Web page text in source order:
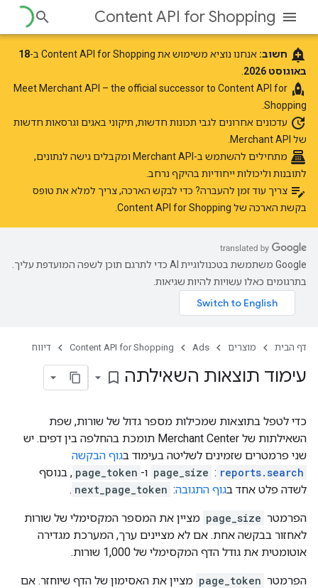
Content API for Shopping
add_alert חשוב: אנחנו נוציא משימוש את Content API for Shopping ב-
18
באוגוסט 2026
rocket
Merchant API – the official successor to Content API for
Shopping.
update עדכונים אחרונים לגבי תכונות חדשות, תיקוני באגים וגרסאות חדשות
של Merchant API.
point_of_sale מתחילים להשתמש ב-Merchant API
ומקבלים גישה לנתונים,
לתובנות וליכולות ייחודיות בהיקף נרחב.
edit_note צריך עוד זמן להעברה? כדי לבקש הארכה, צריך למלא את טופס
בקשת הארכה של Content API for Shopping
‫Google משתמשת בטכנולוגיית AI כדי לתרגם תוכן לשפה המועדפת עליך.
בתרגומים כאלו עשויות להיות שגיאות.
דף הבית מוצרים Ads
Content API for Shopping דיווח
עימוד תוצאות השאילתה bookmark_border
כדי לטפל בתוצאות שמכילות מספר גדול של שורות, שפת
השאילתות של Merchant Center תומכת בהחלפה בין דפים. יש
שני פרמטרים שזמינים לשליטה בעימוד בגוף הבקשה
reports.search
:
page_size ו- page_token , בנוסף
לשדה פלט אחד בגוף התגובה:
next_page_token
.
הפרמטר page_size מציין את המספר המקסימלי של שורות
לאחזור בבקשה אחת. אם לא מציינים ערך, המערכת מגדירה
אוטומטית את גודל הדף המקסימלי של 1,000 שורות.
הפרמטר page_token מציין את האסימון של הדף שיוחזר. אם